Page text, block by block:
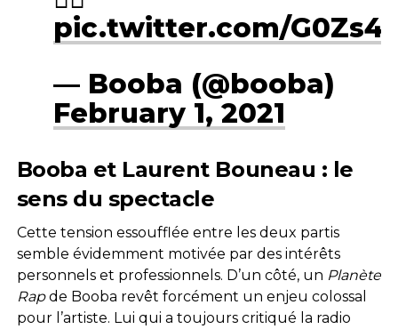
pic.twitter.com/
— Booba (@booba)
February 1, 2021
Booba et Laurent Bouneau : le
sens du spectacle
Cette tension essoufflée entre les deux partis
semble évidemment motivée par des intérêts
personnels et professionnels. D’un côté, un Planète
Rapde Booba revêt forcément un enjeu colossal
pour l’artiste. Lui qui a toujours critiqué la radio